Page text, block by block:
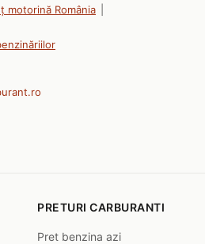
motorină România
PRETURI CARBURANTI
Pret benzina azi